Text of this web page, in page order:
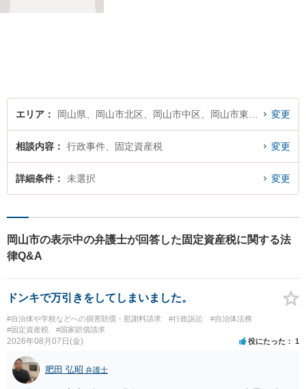
エリア 変更
相談内容 行政事件、固定資産税 変更
詳細条件 未選択 変更
岡山市の表示中の弁護士が回答した固定資産税に関する法
律Q&A
ドンキで万引きをしてしまいました。
#自治体や学校などへの損害賠償・慰謝料請求 #行政訴訟
#自治体法務
#固定資産税
#国家賠償請求
2026年08月07日(金) 役にたった 1
肥田 弘昭 弁護士